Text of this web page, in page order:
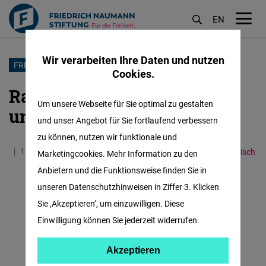
Direkt
Inhalt
EN
FREEDOM OF MEDIA
Ratgeber für starke und
unabhängige Medien
13.01.2021 1.9 Minuten South Caucasus Englisch
Wir verarbeiten Ihre Daten und nutzen
Cookies.
Um unsere Webseite für Sie optimal zu gestalten
und unser Angebot für Sie fortlaufend verbessern
zu können, nutzen wir funktionale und
Marketingcookies. Mehr Information zu den
Anbietern und die Funktionsweise finden Sie in
unseren Datenschutzhinweisen in Ziffer 3. Klicken
Sie ‚Akzeptieren‘, um einzuwilligen. Diese
Einwilligung können Sie jederzeit widerrufen.
Akzeptieren